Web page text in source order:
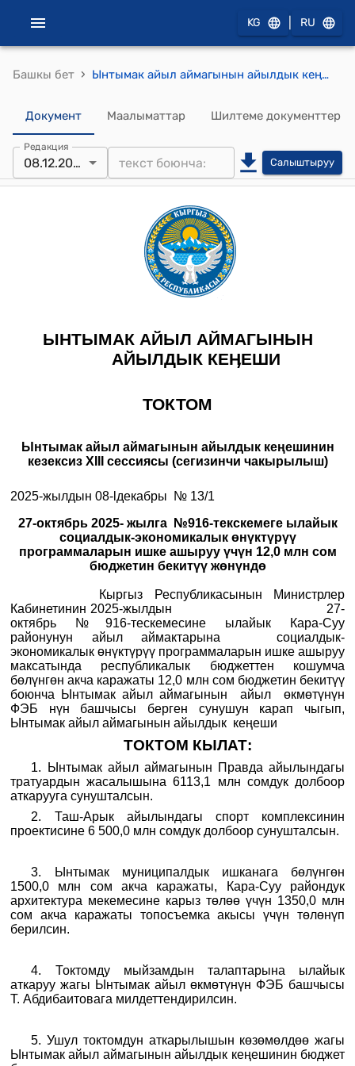
KG RU
Башкы бет › Ынтымак айыл аймагынын айылдык кеңешинин 2025-жылдын 08-декабры № 13/1 27-октябрь 2025- жылга №916-текскемеге ылайык социалдык-экономикалык өнүктүрүү программаларын ишке ашыруу үчүн 12,0 млн сом бюджетин бекитүү жөнүндө токтому
Документ Маалыматтар Шилтеме документтер
Редакция
08.12.2025 Салыштыруу